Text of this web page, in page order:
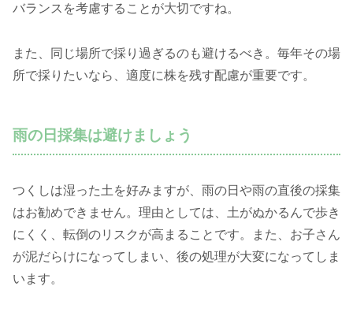
バランスを考慮することが大切ですね。
また、同じ場所で採り過ぎるのも避けるべき。毎年その場
所で採りたいなら、適度に株を残す配慮が重要です。
雨の日採集は避けましょう
つくしは湿った土を好みますが、雨の日や雨の直後の採集
はお勧めできません。理由としては、土がぬかるんで歩き
にくく、転倒のリスクが高まることです。また、お子さん
が泥だらけになってしまい、後の処理が大変になってしま
います。